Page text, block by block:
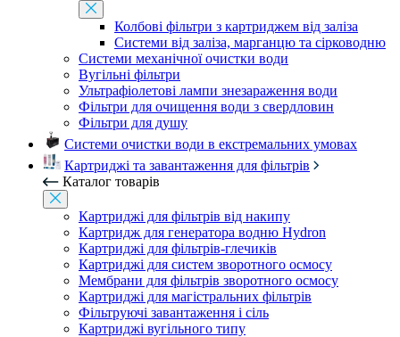
Колбові фільтри з картриджем від заліза
Системи від заліза, марганцю та сірководню
Системи механічної очистки води
Вугільні фільтри
Ультрафіолетові лампи знезараження води
Фільтри для очищення води з свердловин
Фільтри для душу
Системи очистки води в екстремальних умовах
Картриджі та завантаження для фільтрів
Каталог товарів
Картриджі для фільтрів від накипу
Картридж для генератора водню Hydron
Картриджі для фільтрів-глечиків
Картриджі для систем зворотного осмосу
Мембрани для фільтрів зворотного осмосу
Картриджі для магістральних фільтрів
Фільтруючі завантаження і сіль
Картриджі вугільного типу